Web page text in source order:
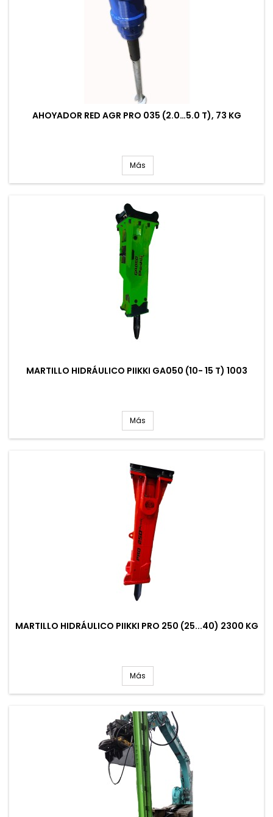
AHOYADOR RED AGR PRO 035 (2.0…5.0 T), 73 KG
Más
MARTILLO HIDRÁULICO PIIKKI GA050 (10- 15 T) 1003
Más
MARTILLO HIDRÁULICO PIIKKI PRO 250 (25...40) 2300 KG
Más